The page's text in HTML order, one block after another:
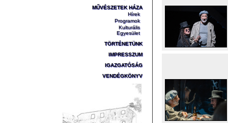
MŰVÉSZETEK HÁZA
Hírek
Programok
Kulturális
Egyesület
TÖRTÉNETÜNK
IMPRESSZUM
IGAZGATÓSÁG
VENDÉGKÖNYV